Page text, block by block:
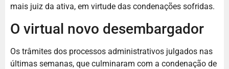
mais juiz da ativa, em virtude das condenações sofridas.
O virtual novo desembargador
Os trâmites dos processos administrativos julgados nas
últimas semanas, que culminaram com a condenação de